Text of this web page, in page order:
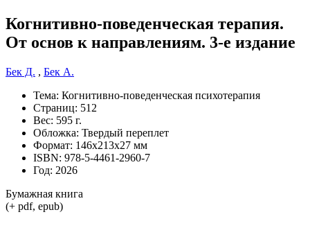
Когнитивно-поведенческая терапия.
От основ к направлениям. 3-е издание
Бек Д. , Бек А.
Тема: Когнитивно-поведенческая психотерапия
Страниц: 512
Вес: 595 г.
Обложка: Твердый переплет
Формат: 146х213х27 мм
ISBN: 978-5-4461-2960-7
Год: 2026
Бумажная книга
(+ pdf, epub)